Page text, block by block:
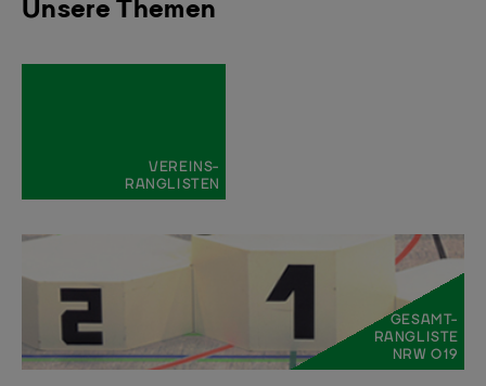
Unsere Themen
VEREINS-
RANGLISTEN
GESAMT-
RANGLISTE
NRW O19